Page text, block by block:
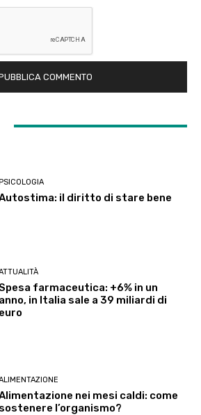
PSICOLOGIA
il diritto di stare bene
farmaceutica: +6% in un
anno, in Italia sale a 39 miliardi di
euro
nei mesi caldi: come
sostenere l’organismo?